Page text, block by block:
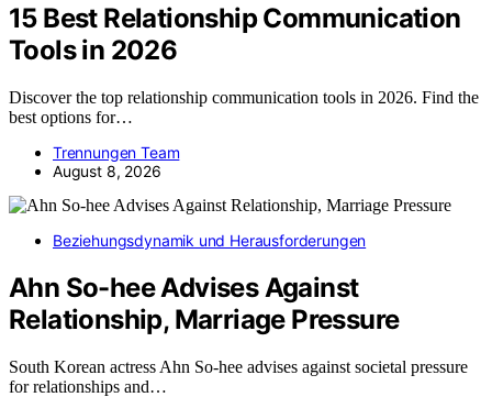
15 Best Relationship Communication
Tools in 2026
Discover the top relationship communication tools in 2026. Find the
best options for…
Trennungen Team
August 8, 2026
Beziehungsdynamik und Herausforderungen
Ahn So-hee Advises Against
Relationship, Marriage Pressure
South Korean actress Ahn So-hee advises against societal pressure
for relationships and…